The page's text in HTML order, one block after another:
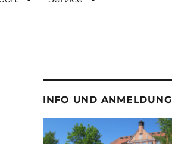
INFO UND ANMELDUNG